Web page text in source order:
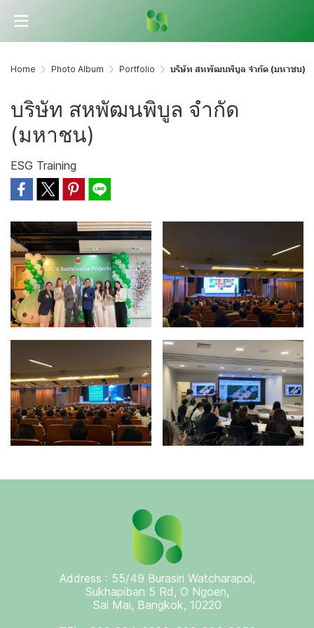
Home Photo Album Portfolio บริษัท สหพัฒนพิบูล จำกัด (มหาชน)
บริษัท สหพัฒนพิบูล จำกัด
(มหาชน)
ESG Training
Address : 55/49 Burasiri Watcharapol,
Sukhapiban 5 Rd, O Ngoen,
Sai Mai, Bangkok, 10220